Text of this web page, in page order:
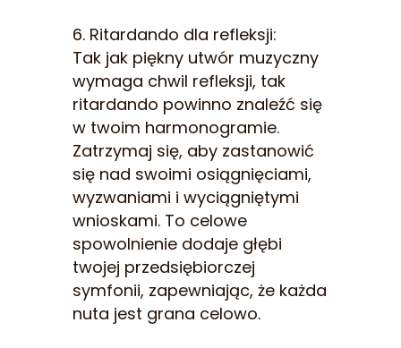
6. Ritardando dla refleksji:
Tak jak piękny utwór muzyczny
wymaga chwil refleksji, tak
ritardando powinno znaleźć się
w twoim harmonogramie.
Zatrzymaj się, aby zastanowić
się nad swoimi osiągnięciami,
wyzwaniami i wyciągniętymi
wnioskami. To celowe
spowolnienie dodaje głębi
twojej przedsiębiorczej
symfonii, zapewniając, że każda
nuta jest grana celowo.